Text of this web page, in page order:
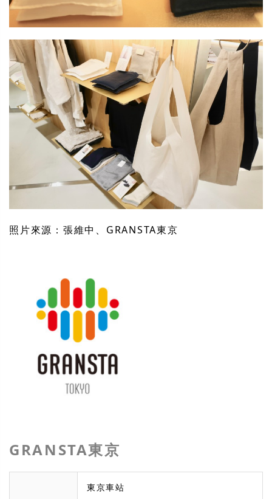
照片來源：張維中、GRANSTA東京
GRANSTA東京
東京車站